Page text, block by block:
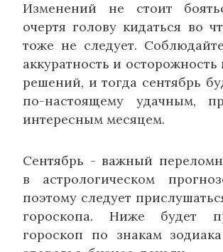
Изменений не стоит
очертя голову кидаться во
тоже не следует.
аккуратность и
решений, и тогда сентябрь
по-настоящему удачным,
интересным месяцем.
Сентябрь - важный
в астрологическом
поэтому следует
гороскопа. Ниже будет
гороскоп по знакам